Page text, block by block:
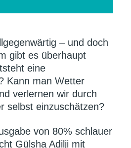
– und doch
gibt es überhaupt
eine
Kann man Wetter
verlernen wir durch
selbst einzuschätzen?
von 80% schlauer
Gülsha Adilji mit